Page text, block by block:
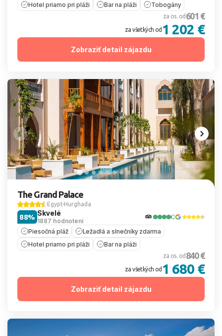
Hotel priamo pri pláži
Bar na pláži Tobogány
za os. od 601 €
za všetkých od 1 202 €
Zobraziť detail zájazdu
The Grand Palace
Egypt Hurghada
Skvelé
1887 hodnotení
88%
Piesočná pláž
Ležadlá a slnečníky zdarma
Hotel priamo pri pláži
Bar na pláži
za os. od 840 €
za všetkých od 1 680 €
Zobraziť detail zájazdu